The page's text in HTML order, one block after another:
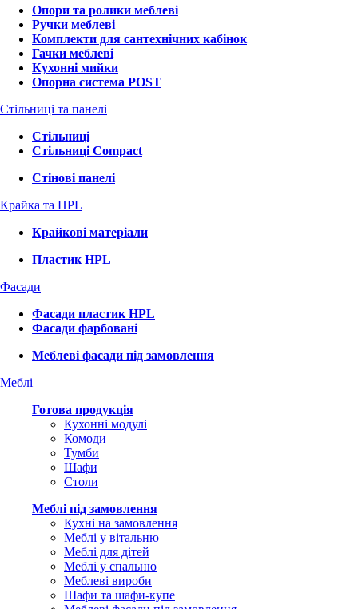
Опори та ролики меблеві
Ручки меблеві
Комплекти для сантехнічних кабінок
Гачки меблеві
Кухонні мийки
Опорна система POST
Стільниці та панелі
Стільниці
Стільниці Compact
Стінові панелі
Крайка та HPL
Крайкові матеріали
Пластик HPL
Фасади
Фасади пластик HPL
Фасади фарбовані
Меблеві фасади під замовлення
Меблі
Готова продукція
Кухонні модулі
Комоди
Тумби
Шафи
Столи
Меблі під замовлення
Кухні на замовлення
Меблі у вітальню
Меблі для дітей
Меблі у спальню
Меблеві вироби
Шафи та шафи-купе